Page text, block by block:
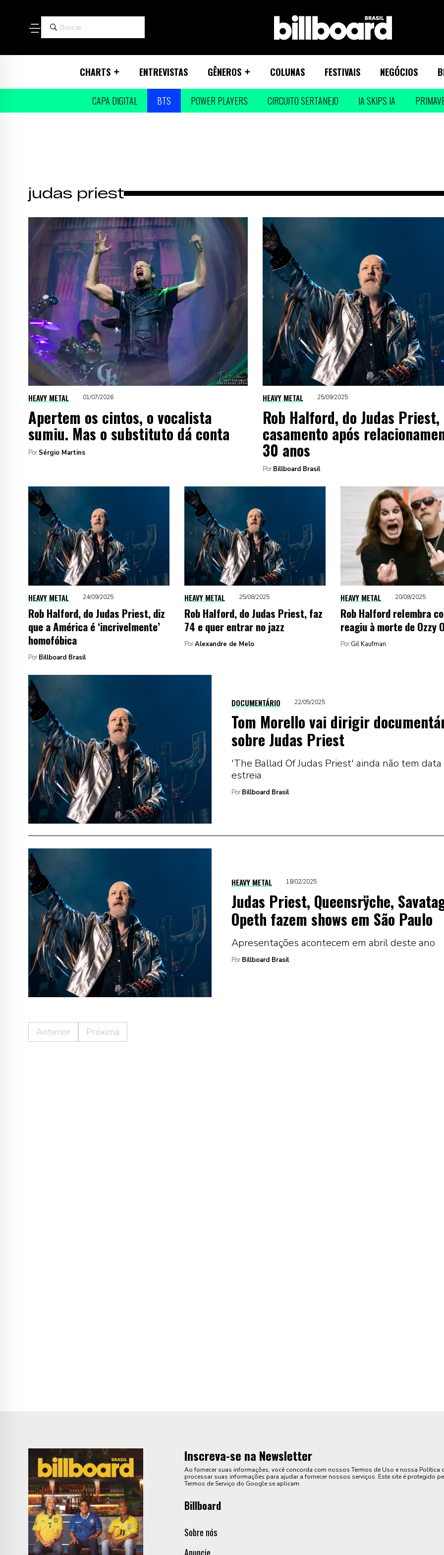
CHARTS ENTREVISTAS GÊNEROS COLUNAS FESTIVAIS NEGÓCIOS
CAPA DIGITAL BTS POWER PLAYERS CIRCUITO SERTANEJO IA SKIPS IA
judas priest
HEAVY METAL 01/07/2026
Apertem os cintos, o vocalista
sumiu. Mas o substituto dá conta
Por Sérgio Martins
HEAVY METAL 25/09/2025
Rob Halford, do Judas
casamento após
30 anos
Por Billboard Brasil
HEAVY METAL 24/09/2025
Rob Halford, do Judas Priest, diz
que a América é ‘incrivelmente’
homofóbica
Por Billboard Brasil
HEAVY METAL 25/08/2025
Rob Halford, do Judas Priest, faz
74 e quer entrar no jazz
PorAlexandre de Melo
HEAVY METAL 20/08/2025
Rob Halford relembra
reagiu à morte de Ozzy
PorGil Kaufman
DOCUMENTÁRIO 22/05/2025
Tom Morello vai dirigir
sobre Judas Priest
'The Ballad Of Judas Priest' ainda não tem data
estreia
Por Billboard Brasil
HEAVY METAL 18/02/2025
Judas Priest, Queensrÿche,
Opeth fazem shows em São Paulo
Apresentações acontecem em abril deste ano
Por Billboard Brasil
Anterior Próxima
Inscreva-se na Newsletter
Ao fornecer suas informações, você concorda com nossos Termos de Uso e nossa
processar suas informações para ajudar a fornecer nossos serviços. Este site é protegido
Termos de Serviço do Google se aplicam.
Billboard
Sobre nós